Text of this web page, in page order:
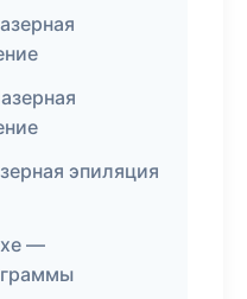
эпиляция
—